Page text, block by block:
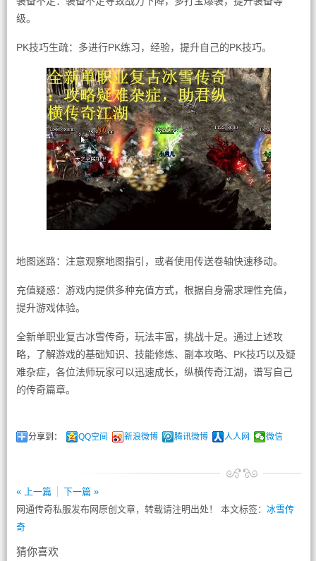
级。
PK技巧生疏：多进行PK练习，经验，提升自己的PK技巧。
地图迷路：注意观察地图指引，或者使用传送卷轴快速移动。
充值疑惑：游戏内提供多种充值方式，根据自身需求理性充值，
提升游戏体验。
全新单职业复古冰雪传奇，玩法丰富，挑战十足。通过上述攻
略，了解游戏的基础知识、技能修炼、副本攻略、PK技巧以及疑
难杂症，各位法师玩家可以迅速成长，纵横传奇江湖，谱写自己
的传奇篇章。
分享到： QQ空间 新浪微博 腾讯微博 人人网 微信
« 上一篇
下一篇 »
网通传奇私服发布网原创文章，转载请注明出处！ 本文标签： 冰雪传
奇
猜你喜欢